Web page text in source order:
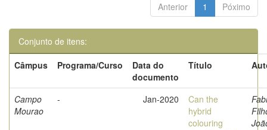
Anterior 1 Póximo
Conjunto de itens:
Câmpus
Programa/Curso
Data do
documento
Título
Campo
Mourao
- Jan-2020
Can the
hybrid
colouring